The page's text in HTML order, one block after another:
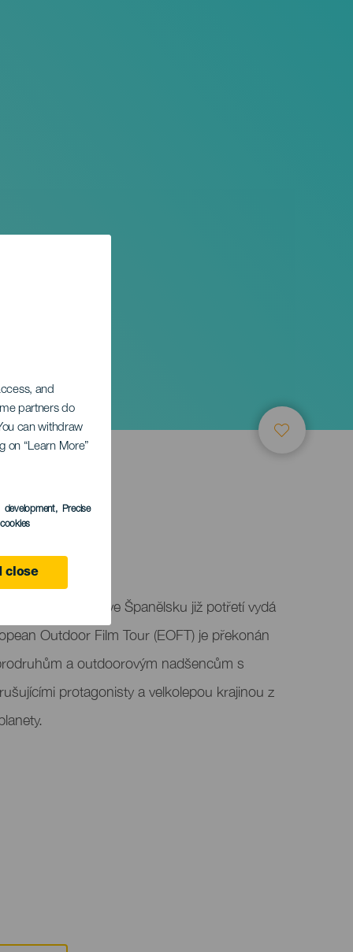
and
partners do
can withdraw
on “Learn More”
development, Precise
close
filmů se ve Španělsku již potřetí vydá
Outdoor Film Tour (EOFT) je překonán
a outdoorovým nadšencům s
protagonisty a velkolepou krajinou z